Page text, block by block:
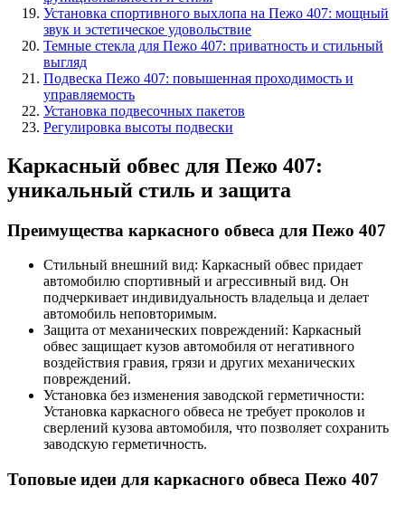
Установка спортивного выхлопа на Пежо 407: мощный
звук и эстетическое удовольствие
Темные стекла для Пежо 407: приватность и стильный
выгляд
Подвеска Пежо 407: повышенная проходимость и
управляемость
Установка подвесочных пакетов
Регулировка высоты подвески
Каркасный обвес для Пежо 407:
уникальный стиль и защита
Преимущества каркасного обвеса для Пежо 407
Стильный внешний вид: Каркасный обвес придает
автомобилю спортивный и агрессивный вид. Он
подчеркивает индивидуальность владельца и делает
автомобиль неповторимым.
Защита от механических повреждений: Каркасный
обвес защищает кузов автомобиля от негативного
воздействия гравия, грязи и других механических
повреждений.
Установка без изменения заводской герметичности:
Установка каркасного обвеса не требует проколов и
сверлений кузова автомобиля, что позволяет сохранить
заводскую герметичность.
Топовые идеи для каркасного обвеса Пежо 407